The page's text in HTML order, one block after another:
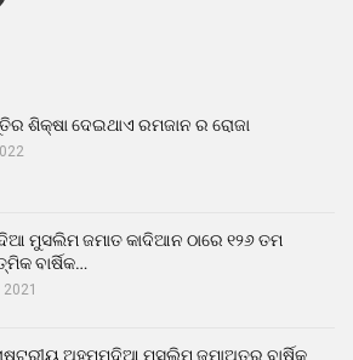
ଶିକ୍ଷା ଦେଇଥାଏ ରମଜାନ ର ରୋଜା
ମୁସଲିମ ଜମାତ କାଦିଆନ ଠାରେ ୧୨୬ ତମ
ବାର୍ଷିକ…
ଅହମ୍ମଦିଆ ମୁସଲିମ ଜମାଅତର ବାର୍ଷିକ